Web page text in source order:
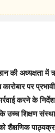
अध्यक्षता में
पर
करने के
उच्च शिक्षण